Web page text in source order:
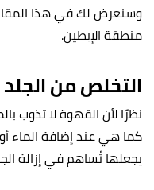
وسنعرض لك في هذا المقال
منطقة الإبطين.
التخلص من
نظرًا لأن القهوة لا تذوب
كما هي عند إضافة الماء
يجعلها تُساهم في إزالة